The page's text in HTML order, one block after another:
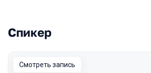
Выступления в сезоне
Спикер
Смотреть запись